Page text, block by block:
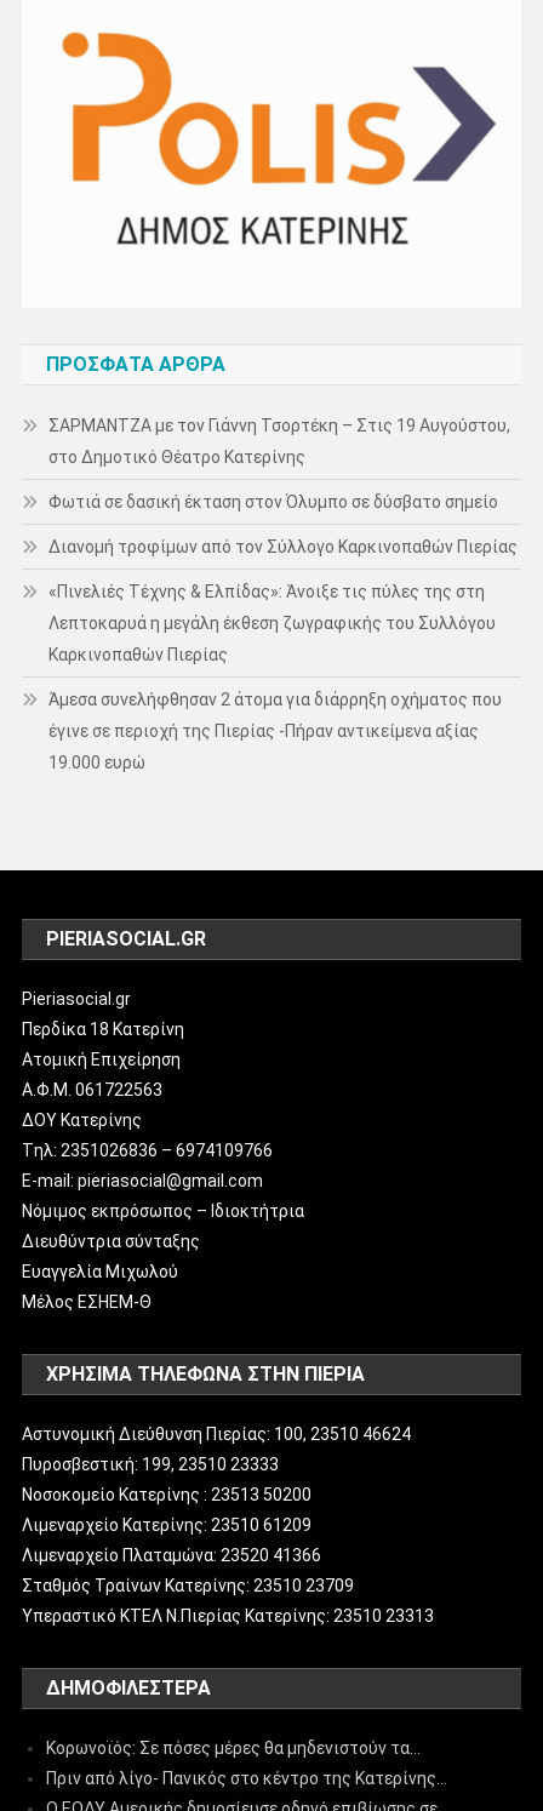
ΠΡΌΣΦΑΤΑ ΆΡΘΡΑ
ΣΑΡΜΑΝΤΖΑ με τον Γιάννη Τσορτέκη – Στις 19 Αυγούστου,
στο Δημοτικό Θέατρο Κατερίνης
Φωτιά σε δασική έκταση στον Όλυμπο σε δύσβατο σημείο
Διανομή τροφίμων από τον Σύλλογο Καρκινοπαθών Πιερίας
«Πινελιές Τέχνης & Ελπίδας»: Άνοιξε τις πύλες της στη
Λεπτοκαρυά η μεγάλη έκθεση ζωγραφικής του Συλλόγου
Καρκινοπαθών Πιερίας
Άμεσα συνελήφθησαν 2 άτομα για διάρρηξη οχήματος που
έγινε σε περιοχή της Πιερίας -Πήραν αντικείμενα αξίας
19.000 ευρώ
PIERIASOCIAL.GR
Pieriasocial.gr
Περδίκα 18 Κατερίνη
Ατομική Επιχείρηση
Α.Φ.Μ. 061722563
ΔΟΥ Κατερίνης
Tηλ: 2351026836 – 6974109766
E-mail: pieriasocial@gmail.com
Νόμιμος εκπρόσωπος – Ιδιοκτήτρια
Διευθύντρια σύνταξης
Ευαγγελία Μιχωλού
Μέλος ΕΣΗΕΜ-Θ
ΧΡΗΣΙΜΑ ΤΗΛΕΦΩΝΑ ΣΤΗΝ ΠΙΕΡΙΑ
Αστυνομική Διεύθυνση Πιερίας: 100, 23510 46624
Πυροσβεστική: 199, 23510 23333
Νοσοκομείο Κατερίνης : 23513 50200
Λιμεναρχείο Κατερίνης: 23510 61209
Λιμεναρχείο Πλαταμώνα: 23520 41366
Σταθμός Τραίνων Κατερίνης: 23510 23709
Υπεραστικό ΚΤΕΛ Ν.Πιερίας Κατερίνης: 23510 23313
ΔΗΜΟΦΙΛΈΣΤΕΡΑ
Κορωνοϊός: Σε πόσες μέρες θα μηδενιστούν τα…
Πριν από λίγο- Πανικός στο κέντρο της Κατερίνης…